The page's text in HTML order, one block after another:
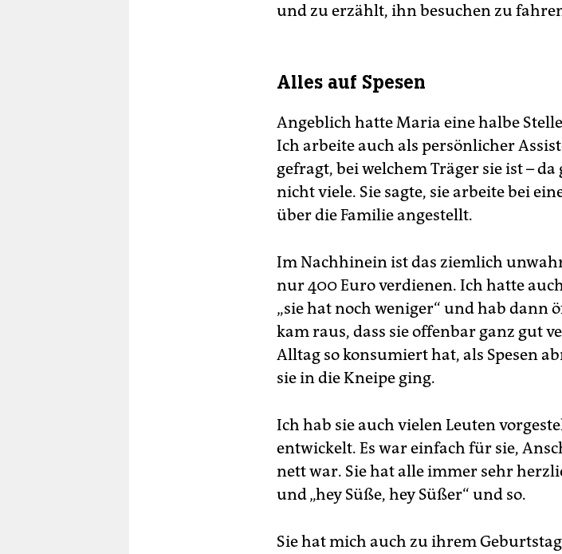
und zu erzählt, ihn besuchen zu
Alles auf Spesen
Angeblich hatte Maria eine halbe
Ich arbeite auch als persönlicher
gefragt, bei welchem Träger sie ist –
nicht viele. Sie sagte, sie arbeite bei
über die Familie angestellt.
Im Nachhinein ist das ziemlich
nur 400 Euro verdienen. Ich hatte
„sie hat noch weniger“ und hab dann
kam raus, dass sie offenbar ganz gut
Alltag so konsumiert hat, als Spesen
sie in die Kneipe ging.
Ich hab sie auch vielen Leuten
entwickelt. Es war einfach für sie,
nett war. Sie hat alle immer sehr
und „hey Süße, hey Süßer“ und so.
Sie hat mich auch zu ihrem